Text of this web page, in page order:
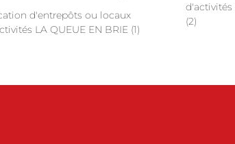
d'entrepôts ou locaux
LA QUEUE EN BRIE (1)
d'activités
(2)